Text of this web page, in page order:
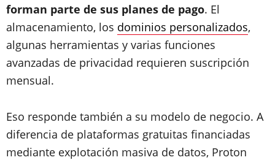
forman parte de sus planes de pago. El
almacenamiento, los dominios personalizados,
algunas herramientas y varias funciones
avanzadas de privacidad requieren suscripción
mensual.
Eso responde también a su modelo de negocio. A
diferencia de plataformas gratuitas financiadas
mediante explotación masiva de datos, Proton